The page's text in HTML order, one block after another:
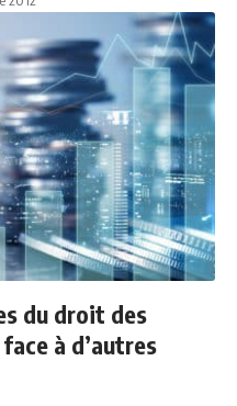
du droit des
à d’autres